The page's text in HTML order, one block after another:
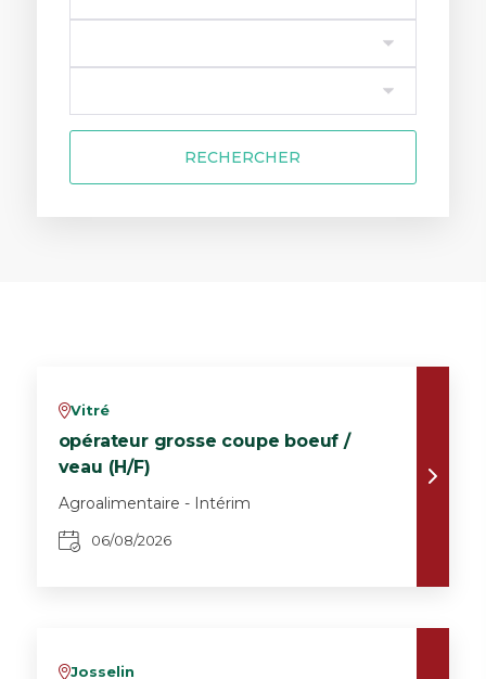
RECHERCHER
vVitré
opérateur grosse coupe boeuf /
veau (H/F)
Agroalimentaire - Intérim
06/08/2026
vJosselin